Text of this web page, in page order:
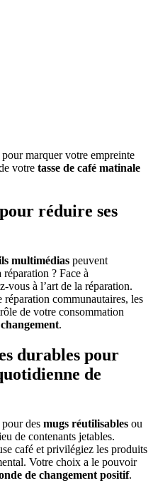
pour marquer votre empreinte
votre tasse de café matinale
réduire ses
multimédias peuvent
? Face à
vous à l’art de la réparation.
communautaires, les
de votre consommation
.
durables pour
de
des mugs réutilisables ou
de contenants jetables.
café et privilégiez les produits
Votre choix a le pouvoir
de changement positif.